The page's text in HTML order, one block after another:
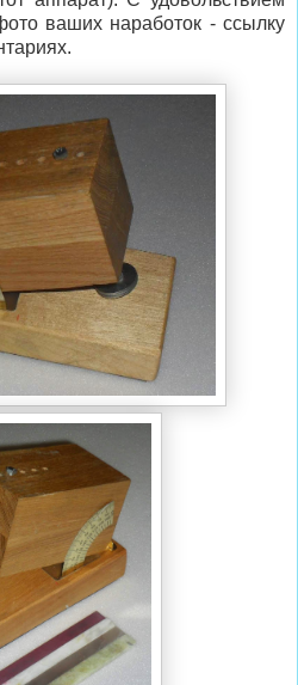
ваших наработок - ссылку